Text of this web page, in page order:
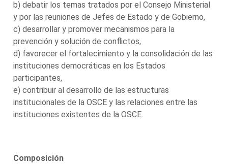
b) debatir los temas tratados por el Consejo Ministerial
y por las reuniones de Jefes de Estado y de Gobierno,
c) desarrollar y promover mecanismos para la
prevención y solución de conflictos,
d) favorecer el fortalecimiento y la consolidación de las
instituciones democráticas en los Estados
participantes,
e) contribuir al desarrollo de las estructuras
institucionales de la OSCE y las relaciones entre las
instituciones existentes de la OSCE.
Composición